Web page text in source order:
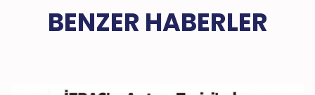
BENZER HABERLER